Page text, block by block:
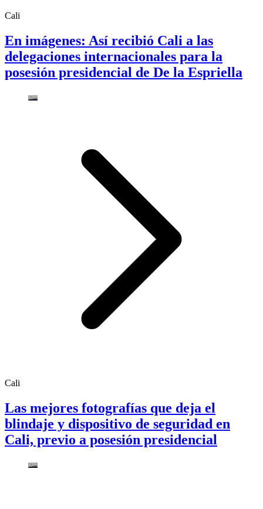
Cali
En imágenes: Así recibió Cali a las
delegaciones internacionales para la
posesión presidencial de De la Espriella
Cali
Las mejores fotografías que deja el
blindaje y dispositivo de seguridad en
Cali, previo a posesión presidencial